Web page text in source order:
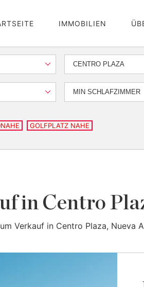
IMMOBILIEN
CENTRO PLAZA
MIN SCHLAFZIMMER
GOLFPLATZ NAHE
in Centro
Verkauf in Centro Plaza, Nueva